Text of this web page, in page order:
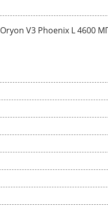
Oryon V3 Phoenix L 4600